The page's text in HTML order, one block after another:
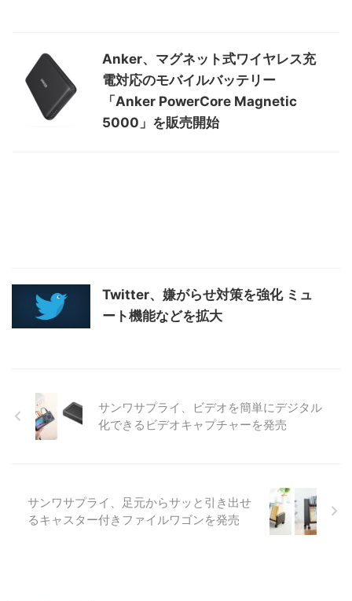
Anker、マグネット式ワイヤレス充
電対応のモバイルバッテリー
「Anker PowerCore Magnetic
5000」を販売開始
Twitter、嫌がらせ対策を強化 ミュ
ート機能などを拡大
サンワサプライ、ビデオを簡単にデジタル
化できるビデオキャプチャーを発売
サンワサプライ、足元からサッと引き出せ
るキャスター付きファイルワゴンを発売